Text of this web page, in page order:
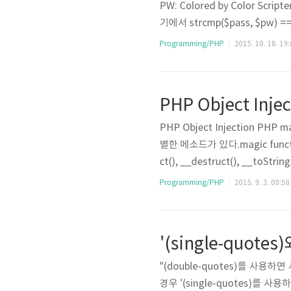
PW: Colored by Color
기에서 strcmp($pass, $pw)
tr2)를 비교하여 str1이 str2보
Programming/PHP 2015. 10. 18.
PHP Object
PHP Object Injection PHP
별한 메소드가 있다.magic
ct(), __destruct(),
새로운 Object가 생성될 때마
Programming/PHP 2015. 9. 3. 00:58
'(single-quotes)
"(double-quotes)를 사용하면
경우 '(single-quotes)를 사용